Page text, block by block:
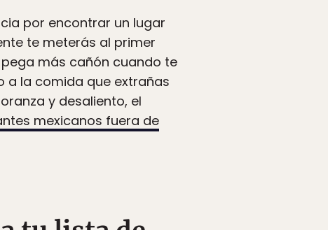
por encontrar un lugar
te meterás al primer
más cañón cuando te
a la comida que extrañas
y desaliento, el
mexicanos fuera de